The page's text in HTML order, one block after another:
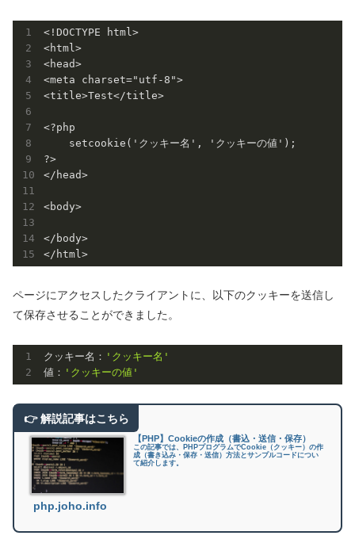
<!DOCTYPE html>
<html>
<head>
<meta charset="utf-8">
<title>Test</title>
<?php
    setcookie('クッキー名', 'クッキーの値');
?>
</head>
<body>
</body>
ページにアクセスしたクライアントに、以下のクッキーを送信し
て保存させることができました。
クッキー名： 'クッキー名'
値： 'クッキーの値'
【PHP】Cookieの作成（書込・送信・保存）
この記事では、PHPプログラムでCookie（クッキー）の作
成（書き込み・保存・送信）方法とサンプルコードについ
て紹介します。
php.joho.info